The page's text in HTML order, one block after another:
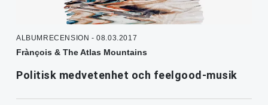
ALBUMRECENSION - 08.03.2017
Frànçois & The Atlas Mountains
Politisk medvetenhet och feelgood-musik